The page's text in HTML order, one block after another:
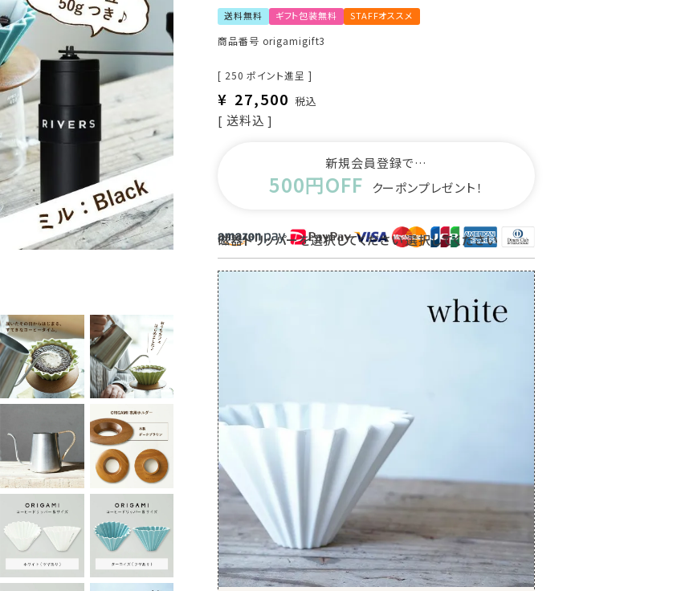
送料無料 ギフト包装無料 STAFFオススメ
商品番号 origamigift3
[ 250 ポイント進呈 ]
¥ 27,500 税込
送料込
新規会員登録で…
500円OFF クーポンプレゼント！
磁器ドリッパー 選択してください